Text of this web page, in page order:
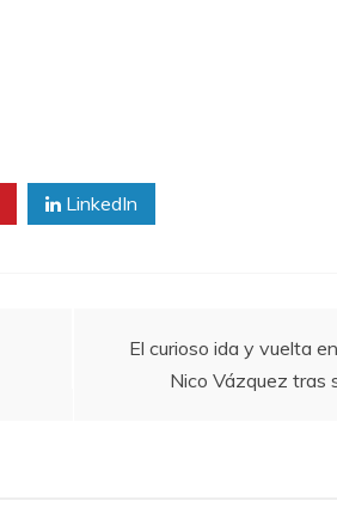
LinkedIn
El curioso ida y vuelta
Nico Vázquez tras